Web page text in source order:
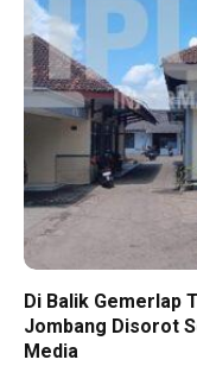
Di Balik Gemerlap
Jombang Disorot
Media